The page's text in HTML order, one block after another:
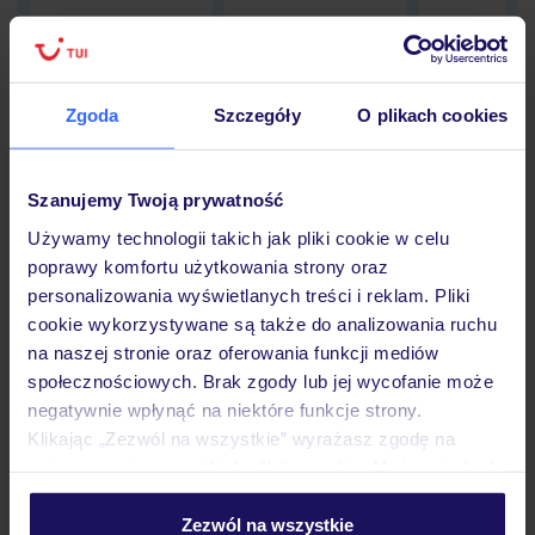
Zgoda Szczegóły O plikach cookies
Szanujemy Twoją prywatność
Używamy technologii takich jak pliki cookie w celu
poprawy komfortu użytkowania strony oraz
personalizowania wyświetlanych treści i reklam. Pliki
cookie wykorzystywane są także do analizowania ruchu
na naszej stronie oraz oferowania funkcji mediów
społecznościowych. Brak zgody lub jej wycofanie może
negatywnie wpłynąć na niektóre funkcje strony.
Klikając „Zezwól na wszystkie” wyrażasz zgodę na
personalizować swój wybór wchodząc w zakładkę
Zezwól na wszystkie
Hotel
Opinie
Pokoje
Wyżywienie
Atrakcje